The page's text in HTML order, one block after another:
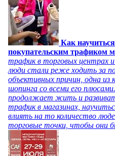
Как
покупательским трафиком
трафик в торговых центрах
люди стали реже ходить за
объективных причин, одна из
шопинга со всеми его
продолжает жить и
трафик в магазинах,
влиять на то количество
торговые точки, чтобы они